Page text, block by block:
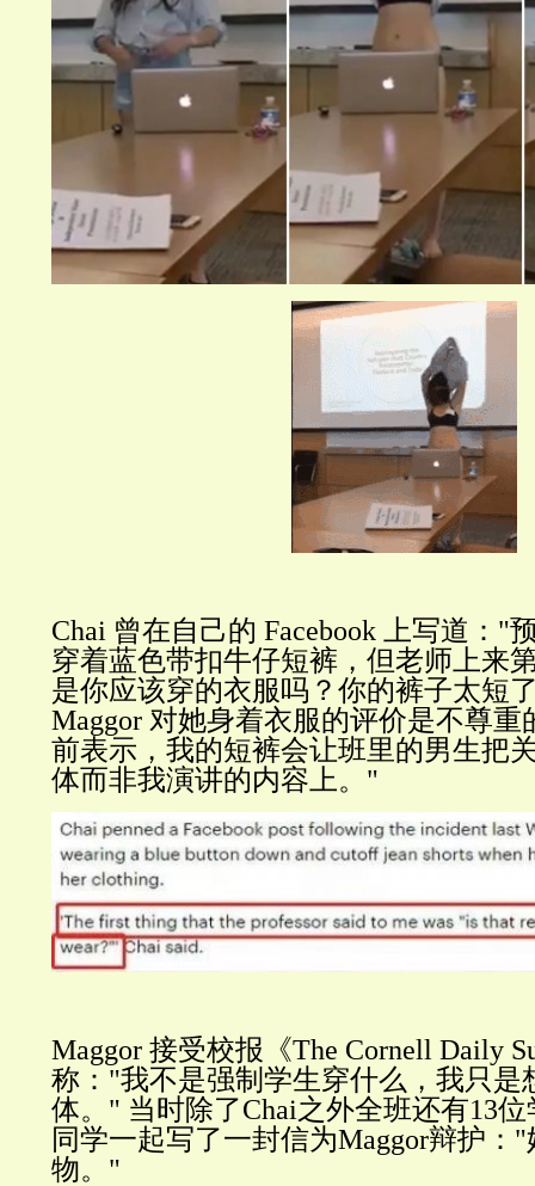
Chai 曾在自己的 Facebook 上写道："
穿着蓝色带扣牛仔短裤，但老师上来
是你应该穿的衣服吗？你的裤子太短
Maggor 对她身着衣服的评价是不尊
前表示，我的短裤会让班里的男生把
体而非我演讲的内容上。"
Maggor 接受校报《The Cornell Daily
称："我不是强制学生穿什么，我只是
体。" 当时除了Chai之外全班还有13
同学一起写了一封信为Maggor辩护：
物。"